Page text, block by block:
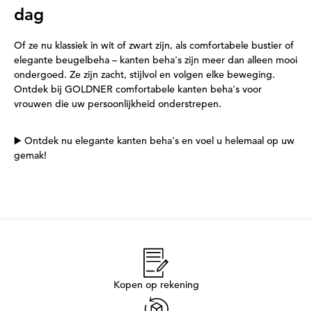
dag
Of ze nu klassiek in wit of zwart zijn, als comfortabele bustier of
elegante beugelbeha – kanten beha's zijn meer dan alleen mooi
ondergoed. Ze zijn zacht, stijlvol en volgen elke beweging.
Ontdek bij GOLDNER comfortabele kanten beha's voor
vrouwen die uw persoonlijkheid onderstrepen.
▶️ Ontdek nu elegante kanten beha's en voel u helemaal op uw
gemak!
Kopen op rekening